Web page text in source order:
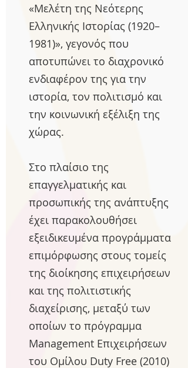
«Μελέτη της Νεότερης
Ελληνικής Ιστορίας (1920–
1981)», γεγονός που
αποτυπώνει το διαχρονικό
ενδιαφέρον της για την
ιστορία, τον πολιτισμό και
την κοινωνική εξέλιξη της
χώρας.
Στο πλαίσιο της
επαγγελματικής και
προσωπικής της ανάπτυξης
έχει παρακολουθήσει
εξειδικευμένα προγράμματα
επιμόρφωσης στους τομείς
της διοίκησης επιχειρήσεων
και της πολιτιστικής
διαχείρισης, μεταξύ των
οποίων το πρόγραμμα
Management Επιχειρήσεων
του Ομίλου Duty Free (2010)